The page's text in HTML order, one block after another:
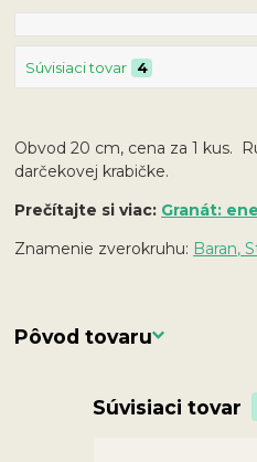
Súvisiaci tovar 4
Obvod 20 cm, cena za 1 kus.
darčekovej krabičke.
Prečítajte si viac: Granát:
Znamenie zverokruhu: Baran,
Pôvod tovaru
Súvisiaci tovar